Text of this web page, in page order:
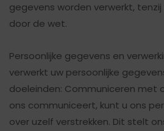
gegevens worden verwerkt,
door de wet.
Persoonlijke gegevens en
verwerkt uw persoonlijke
doeleinden: Communiceren met
ons communiceert, kunt u ons
over uzelf verstrekken. Dit stelt